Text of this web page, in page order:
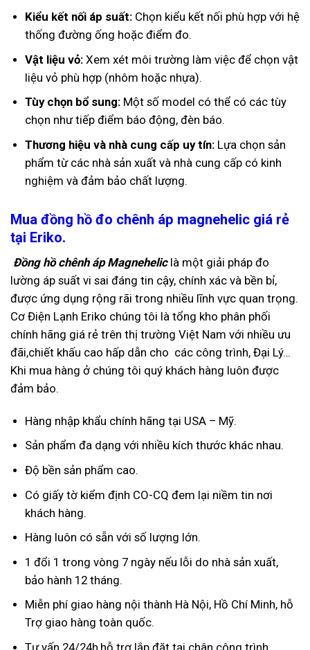
Kiểu kết nối áp suất:Chọn kiểu kết nối phù hợp với hệ
thống đường ống hoặc điểm đo.
Vật liệu vỏ:Xem xét môi trường làm việc để chọn vật
liệu vỏ phù hợp (nhôm hoặc nhựa).
Tùy chọn bổ sung:Một số model có thể có các tùy
chọn như tiếp điểm báo động, đèn báo.
Thương hiệu và nhà cung cấp uy tín:Lựa chọn sản
phẩm từ các nhà sản xuất và nhà cung cấp có kinh
nghiệm và đảm bảo chất lượng.
Mua đồng hồ đo chênh áp magnehelic giá rẻ
tại Eriko.
Đồng hồ chênh áp Magneheliclà một giải pháp đo
lường áp suất vi sai đáng tin cậy, chính xác và bền bỉ,
được ứng dụng rộng rãi trong nhiều lĩnh vực quan trọng.
Cơ Điện Lạnh Eriko chúng tôi là tổng kho phân phối
chính hãng giá rẻ trên thị trường Việt Nam với nhiều ưu
đãi,chiết khấu cao hấp dẫn cho các công trình, Đại Lý…
Khi mua hàng ở chúng tôi quý khách hàng luôn được
đảm bảo.
Hàng nhập khẩu chính hãng tại USA – Mỹ.
Sản phẩm đa dạng với nhiều kích thước khác nhau.
Độ bền sản phẩm cao.
Có giấy tờ kiểm định CO-CQ đem lại niềm tin nơi
khách hàng.
Hàng luôn có sẵn với số lượng lớn.
1 đổi 1 trong vòng 7 ngày nếu lỗi do nhà sản xuất,
bảo hành 12 tháng.
Miễn phí giao hàng nội thành Hà Nội, Hồ Chí Minh, hỗ
Trợ giao hàng toàn quốc.
Tư vấn 24/24h,hỗ trợ lắp đặt tại chân công trình.